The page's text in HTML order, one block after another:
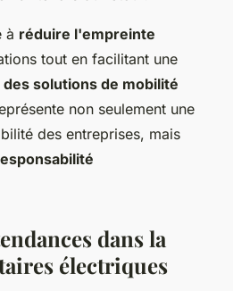
à réduire l'empreinte
tout en facilitant une
solutions de mobilité
non seulement une
des entreprises, mais
dans la
électriques